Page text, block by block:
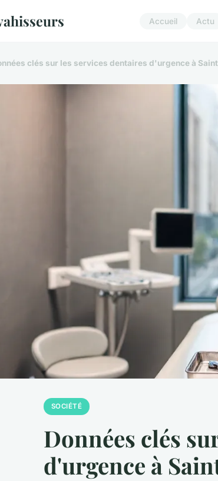
Accueil Actu
clés sur les services dentaires d'urgence à
SOCIÉTÉ
Données clés
d'urgence à